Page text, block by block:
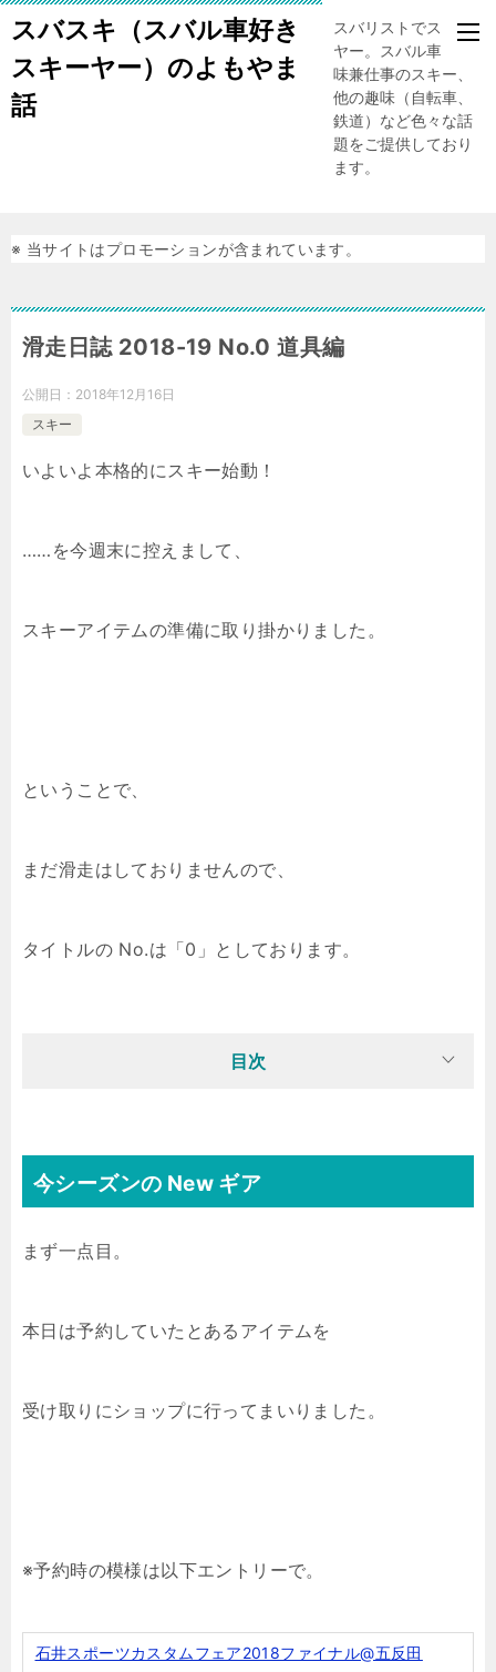
スバスキ（スバル車好き
スキーヤー）のよもやま
話
スバリストでスキー
ヤー。スバル車、趣
味兼仕事のスキー、
他の趣味（自転車、
鉄道）など色々な話
題をご提供しており
ます。
※ 当サイトはプロモーションが含まれています。
滑走日誌 2018-19 No.0 道具編
公開日： 2018年12月16日
スキー
いよいよ本格的にスキー始動！
……を今週末に控えまして、
スキーアイテムの準備に取り掛かりました。
ということで、
まだ滑走はしておりませんので、
タイトルの No.は「0」としております。
目次
今シーズンの New ギア
まず一点目。
本日は予約していたとあるアイテムを
受け取りにショップに行ってまいりました。
※予約時の模様は以下エントリーで。
石井スポーツカスタムフェア2018ファイナル@五反田